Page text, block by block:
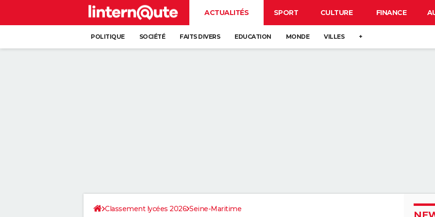
ACTUALITÉS SPORT CULTURE FINANCE
POLITIQUE SOCIÉTÉ FAITS DIVERS EDUCATION MONDE VILLES +
Classement lycées 2026 Seine-Maritime